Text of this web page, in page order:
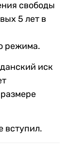
свободы
5 лет в
режима.
иск
вступил.